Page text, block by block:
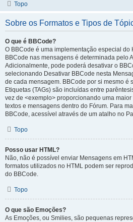
Topo
Sobre os Formatos e Tipos de
O que é BBCode?
O BBCode é uma implementação especial do
BBCode nas mensagens é determinada pelo
Adicionalmente, pode poderá desativar o
selecionando Desativar BBCode nesta
de cada mensagem. BBCode por si mesmo é
Etiquetas (TAGs) são incluídas entre
vez de <exemplo> proporcionando uma
textos e mensagens dentro do Fórum. Para
BBCode, acessível através de um atalho no
Topo
Posso usar HTML?
Não, não é possível enviar Mensagens em
formatos utilizados no HTML podem ser
do BBCode.
Topo
O que são Emoções?
As Emoções, ou Smilies, são pequenas